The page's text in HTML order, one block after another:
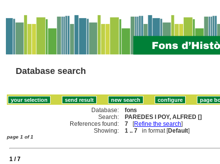
Database search
Database:
fons
Search:
PAREDES I POY, ALFRED []
References found:
7 [Refine the search]
Showing:
1 .. 7 in format [Default]
page 1 of 1
1 / 7